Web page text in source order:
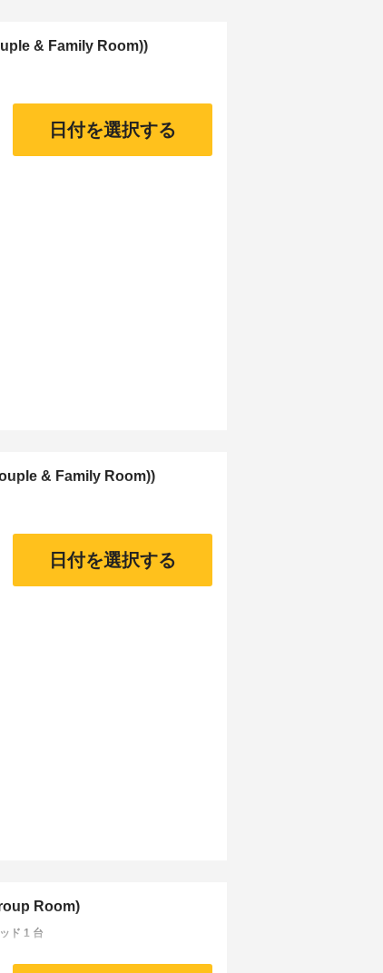
& Family Room))
日付を選択する
& Family Room))
日付を選択する
Room)
ド 1 台